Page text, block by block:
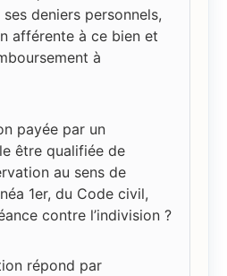
deniers personnels,
afférente à ce bien et
à
payée par un
être qualifiée de
au sens de
1er, du Code civil,
contre l’indivision ?
répond par